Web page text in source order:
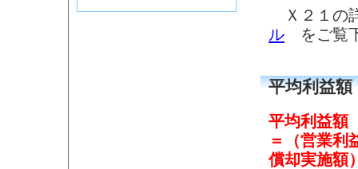
Ｘ２１の
ル をご覧
平均利益額
平均利益額
＝（営業利
償却実施額